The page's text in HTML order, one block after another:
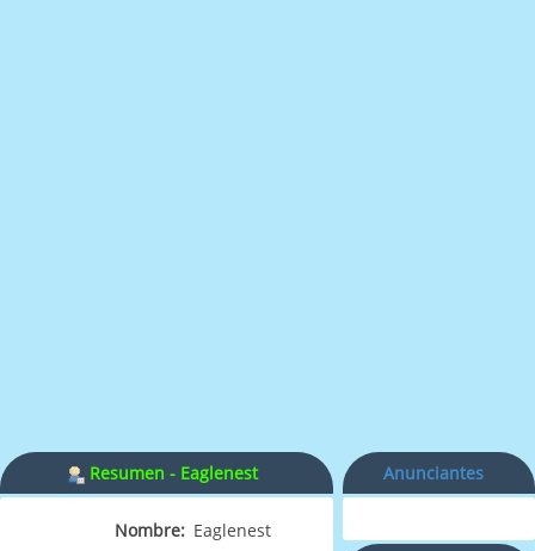
Resumen - Eaglenest
Nombre: Eaglenest
Anunciantes